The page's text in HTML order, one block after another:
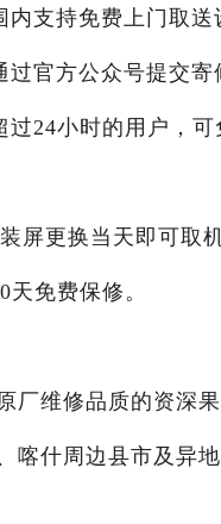
支持免费上门取送
官方公众号提交
24小时的用户，
屏更换当天即可取机
免费保修。
厂维修品质的资深
喀什周边县市及异